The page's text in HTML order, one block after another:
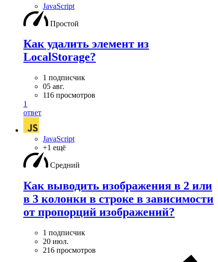
JavaScript
Простой
Как удалить элемент из
LocalStorage?
1 подписчик
05 авг.
116 просмотров
1
ответ
JavaScript
+1 ещё
Средний
Как выводить изображения в 2 или
в 3 колонки в строке в зависимости
от пропорций изображений?
1 подписчик
20 июл.
216 просмотров